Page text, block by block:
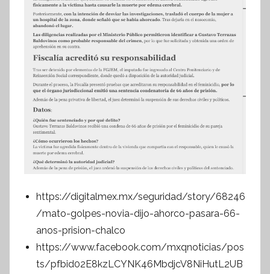
https://digitalmex.mx/seguridad/story/68246
/mato-golpes-novia-dijo-ahorco-pasara-66-
anos-prision-chalco
https://www.facebook.com/mxqnoticias/pos
ts/pfbid02E8kzLCYNK46MbdjcV8NiHutL2UB